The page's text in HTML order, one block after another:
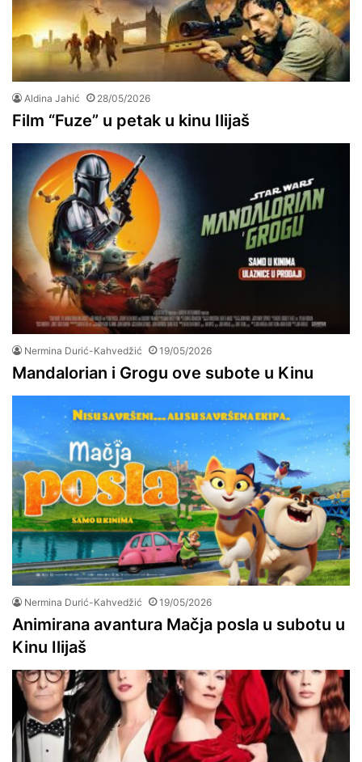
Aldina Jahić 28/05/2026
Film “Fuze” u petak u kinu Ilijaš
Nermina Durić-Kahvedžić 19/05/2026
Mandalorian i Grogu ove subote u Kinu
Nermina Durić-Kahvedžić 19/05/2026
Animirana avantura Mačja posla u subotu u
Kinu Ilijaš